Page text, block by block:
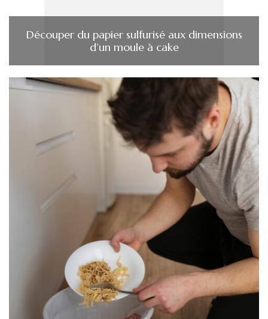
Découper du papier sulfurisé aux dimensions
d’un moule à cake